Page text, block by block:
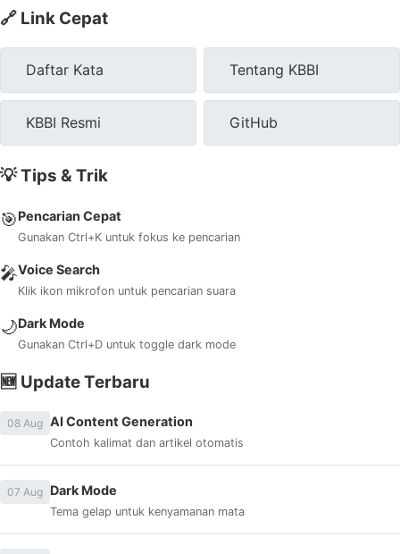
🔗 Link Cepat
Daftar Kata Tentang KBBI
KBBI Resmi GitHub
💡 Tips & Trik
🎯Pencarian Cepat
Gunakan Ctrl+K untuk fokus ke pencarian
🎤Voice Search
Klik ikon mikrofon untuk pencarian suara
🌙Dark Mode
Gunakan Ctrl+D untuk toggle dark mode
🆕 Update Terbaru
08 Aug AI Content Generation
Contoh kalimat dan artikel otomatis
07 Aug Dark Mode
Tema gelap untuk kenyamanan mata